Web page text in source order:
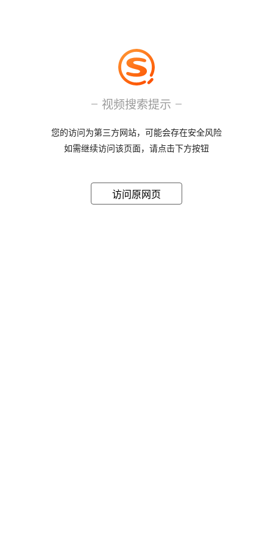
视频搜索提示
您的访问为第三方网站，可能会存在安全风险
如需继续访问该页面，请点击下方按钮
访问原网页